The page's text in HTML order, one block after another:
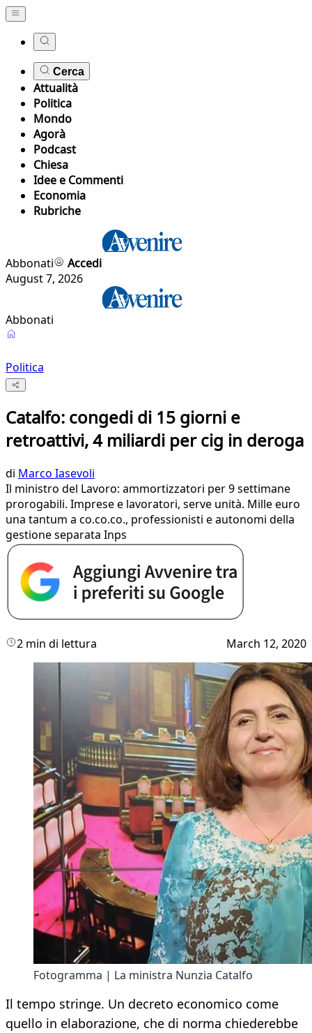
Cerca
Attualità
Politica
Mondo
Agorà
Podcast
Chiesa
Idee e Commenti
Economia
Rubriche
Abbonati
Accedi
August 7, 2026
Abbonati
Politica
Catalfo: congedi di 15 giorni e
retroattivi, 4 miliardi per cig in deroga
di Marco Iasevoli
Il ministro del Lavoro: ammortizzatori per 9 settimane
prorogabili. Imprese e lavoratori, serve unità. Mille euro
una tantum a co.co.co., professionisti e autonomi della
gestione separata Inps
2 min di lettura March 12, 2020
Fotogramma | La ministra Nunzia Catalfo
Il tempo stringe. Un decreto economico come
quello in elaborazione, che di norma chiederebbe